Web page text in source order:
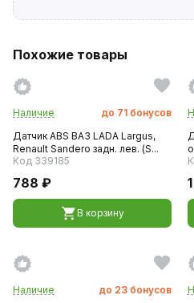
Похожие товары
Наличие до 71 бонусов
Датчик ABS ВАЗ LADA Largus,
Renault Sandero задн. лев. (S...
Код 339185
788 ₽
В корзину
Наличие до 23 бонусов